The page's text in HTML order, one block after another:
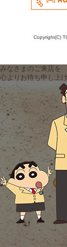
Copyright(C)
みなさまのご来店を
心よりお待ち申し上